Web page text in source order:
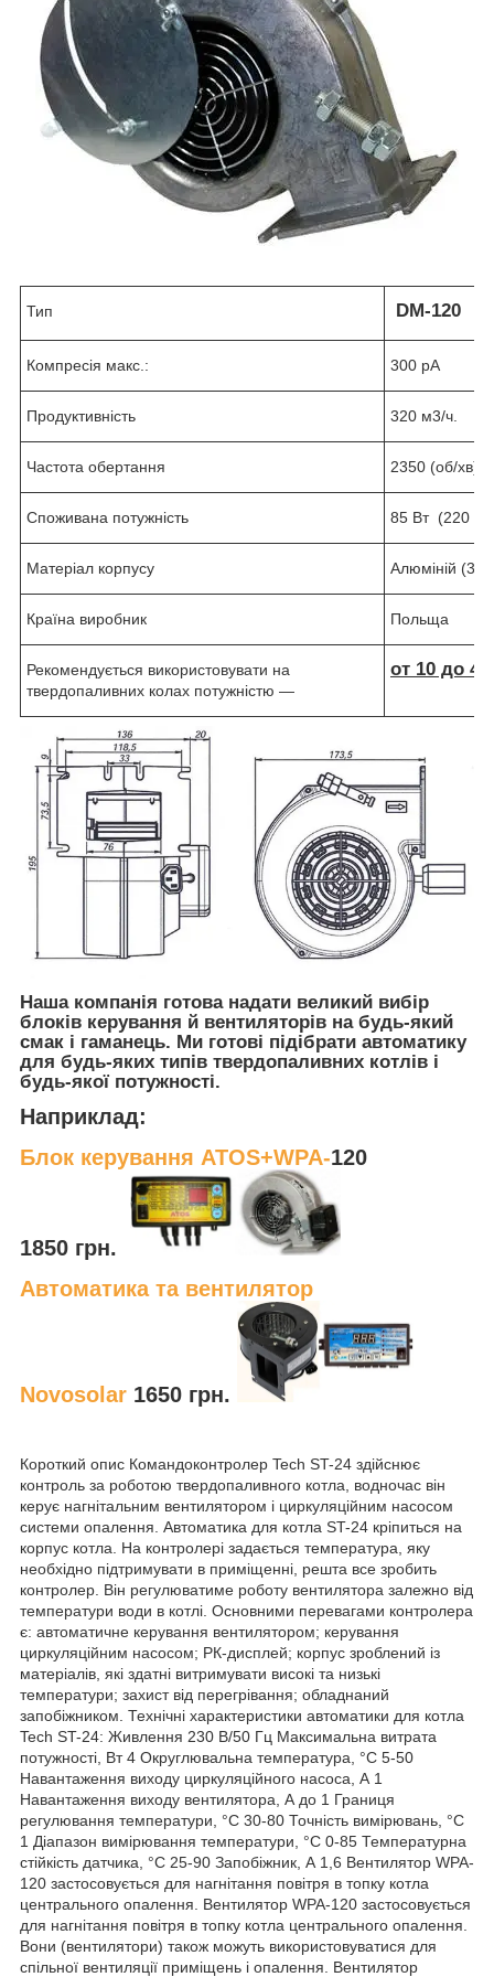
Тип DM-120
Компресія макс.: 300 рА
Продуктивність 320 м3/ч.
Частота обертання 2350 (об/хв)
Споживана потужність 85 Вт (220
Матеріал корпусу Алюміній (3-
Країна виробник Польща
Рекомендується використовувати на
твердопаливних колах потужністю —
от 10 до
Наша компанія готова надати великий вибір
блоків керування й вентиляторів на будь-який
смак і гаманець. Ми готові підібрати автоматику
для будь-яких типів твердопаливних котлів і
будь-якої потужності.
Наприклад:
Блок керування ATOS+WPA-120
1850 грн.
Автоматика та вентилятор
Novosolar 1650 грн.
Короткий опис Командоконтролер Tech ST-24 здійснює
контроль за роботою твердопаливного котла, водночас він
керує нагнітальним вентилятором і циркуляційним насосом
системи опалення. Автоматика для котла ST-24 кріпиться на
корпус котла. На контролері задається температура, яку
необхідно підтримувати в приміщенні, решта все зробить
контролер. Він регулюватиме роботу вентилятора залежно від
температури води в котлі. Основними перевагами контролера
є: автоматичне керування вентилятором; керування
циркуляційним насосом; РК-дисплей; корпус зроблений із
матеріалів, які здатні витримувати високі та низькі
температури; захист від перегрівання; обладнаний
запобіжником. Технічні характеристики автоматики для котла
Tech ST-24: Живлення 230 В/50 Гц Максимальна витрата
потужності, Вт 4 Округлювальна температура, °C 5-50
Навантаження виходу циркуляційного насоса, А 1
Навантаження виходу вентилятора, А до 1 Границя
регулювання температури, °C 30-80 Точність вимірювань, °C
1 Діапазон вимірювання температури, °C 0-85 Температурна
стійкість датчика, °C 25-90 Запобіжник, А 1,6 Вентилятор WPA-
120 застосовується для нагнітання повітря в топку котла
центрального опалення. Вентилятор WPA-120 застосовується
для нагнітання повітря в топку котла центрального опалення.
Вони (вентилятори) також можуть використовуватися для
спільної вентиляції приміщень і опалення. Вентилятор